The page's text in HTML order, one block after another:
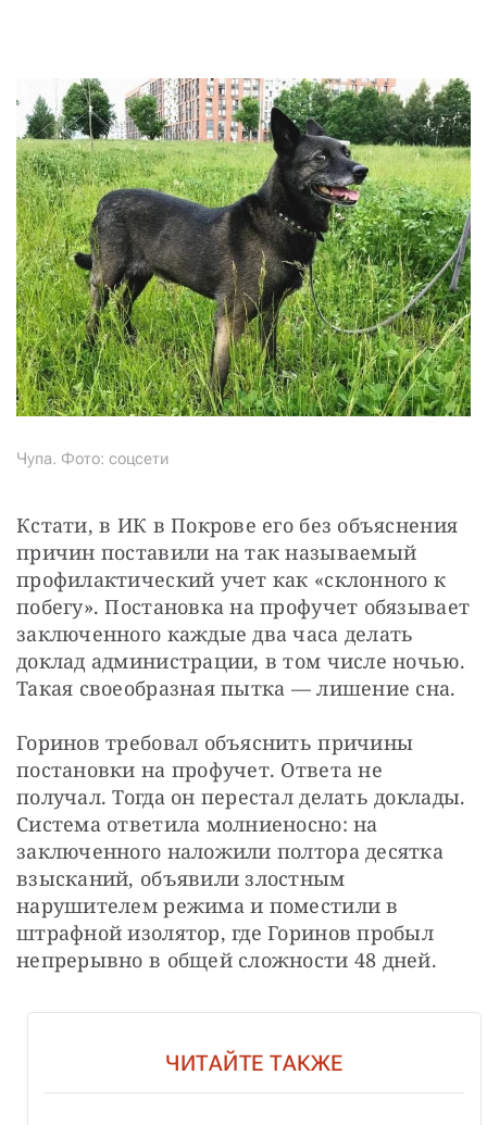
Чупа. Фото: соцсети
Кстати, в ИК в Покрове его без объяснения
причин поставили на так называемый
профилактический учет как «склонного к
побегу». Постановка на профучет обязывает
заключенного каждые два часа делать
доклад администрации, в том числе ночью.
Такая своеобразная пытка — лишение сна.
Горинов требовал объяснить причины
постановки на профучет. Ответа не
получал. Тогда он перестал делать доклады.
Система ответила молниеносно: на
заключенного наложили полтора десятка
взысканий, объявили злостным
нарушителем режима и поместили в
штрафной изолятор, где Горинов пробыл
непрерывно в общей сложности 48 дней.
ЧИТАЙТЕ ТАКЖЕ